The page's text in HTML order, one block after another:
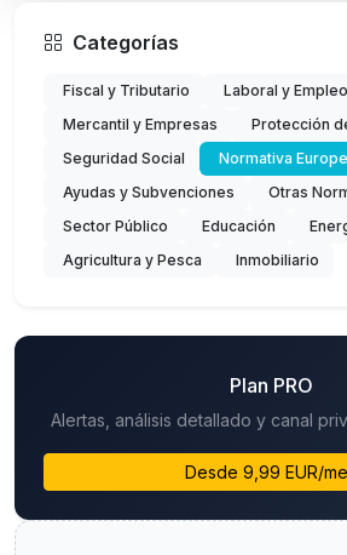
Categorías
Fiscal y Tributario
Laboral y Empleo
Mercantil y Empresas
Protección
Seguridad Social
Normativa
Ayudas y Subvenciones
Otras
Sector Público
Educación
Agricultura y Pesca
Inmobiliario
Plan PRO
Alertas, análisis detallado y canal
Desde 9,99 EUR/